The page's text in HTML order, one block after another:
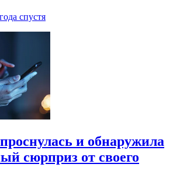
спустя
и обнаружила
сюрприз от своего